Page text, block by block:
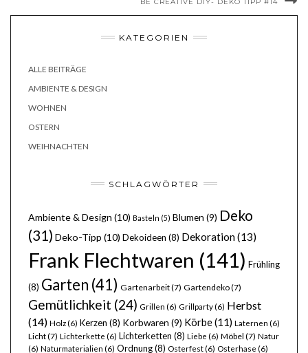
KATEGORIEN
ALLE BEITRÄGE
AMBIENTE & DESIGN
WOHNEN
OSTERN
WEIHNACHTEN
SCHLAGWÖRTER
Ambiente & Design (10) Basteln (5) Blumen (9) Deko
(31) Deko-Tipp (10) Dekoideen (8) Dekoration(13)
Frank Flechtwaren (141) Frühling
(8) Garten (41) Gartenarbeit(7) Gartendeko(7)
Gemütlichkeit (24) Grillen (6) Grillparty(6) Herbst
(14) Holz(6) Kerzen (8) Korbwaren (9) Körbe(11) Laternen (6)
Licht(7) Lichterkette (6) Lichterketten (8) Liebe (6) Möbel (7) Natur
(6) Naturmaterialien (6) Ordnung(8) Osterfest(6) Osterhase (6)